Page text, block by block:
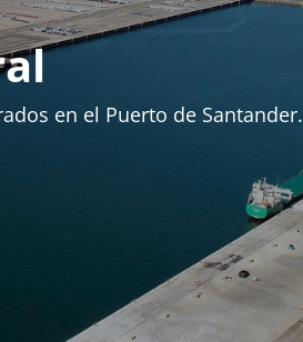
en el Puerto de Santander.